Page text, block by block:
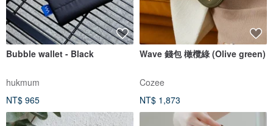
Bubble wallet - Black
hukmum
NT$ 965
Wave 錢包 橄欖綠 (Olive green)
Cozee
NT$ 1,873